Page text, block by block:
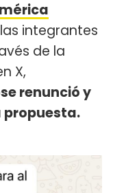
integrantes
de la
X,
renunció y
propuesta.